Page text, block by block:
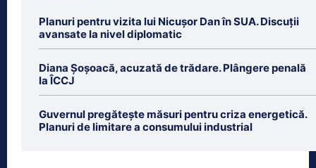
Planuri pentru vizita lui Nicușor Dan în SUA. Discuții
avansate la nivel diplomatic
Diana Șoșoacă, acuzată de trădare. Plângere penală
la ÎCCJ
Guvernul pregătește măsuri pentru criza energetică.
Planuri de limitare a consumului industrial